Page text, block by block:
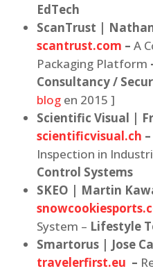
EdTech
ScanTrust |
scantrust.com – A
Packaging Platform
Consultancy /
blog en 2015 ]
Scientific Visual |
scientificvisual.ch –
Inspection in
Control Systems
SKEO | Martin
System – Lifestyle
Smartorus | Jose
travelerfirst.eu –